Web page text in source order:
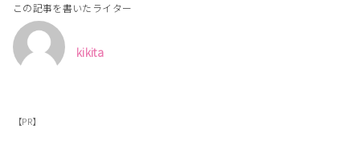
この記事を書いたライター
kikita
【PR】